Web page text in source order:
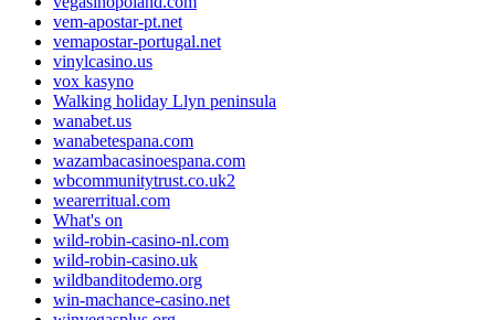
vem-apostar-pt.net
vemapostar-portugal.net
vinylcasino.us
vox kasyno
Walking holiday Llyn peninsula
wanabet.us
wanabetespana.com
wazambacasinoespana.com
wbcommunitytrust.co.uk2
wearerritual.com
What's on
wild-robin-casino-nl.com
wild-robin-casino.uk
wildbanditodemo.org
win-machance-casino.net